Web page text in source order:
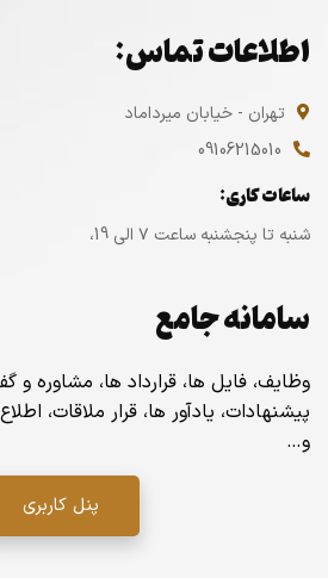
اطلاعات تماس:
تهران - خیابان میرداماد
09106215010
ساعات کاری:
شنبه تا پنجشنبه ساعت ۷ الی 19،
سامانه جامع
وظایف، فایل ها، قرارداد ها، مشاوره و
پیشنهادات، یادآور ها، قرار ملاقات،
و…
پنل کاربری